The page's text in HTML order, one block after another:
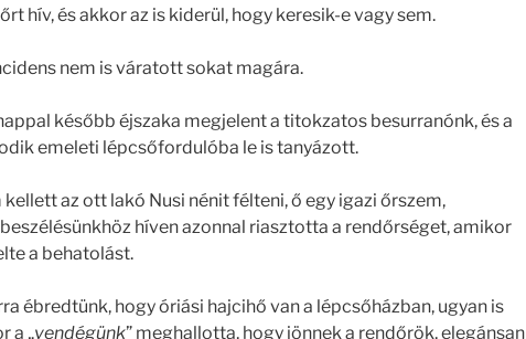
hív, és akkor az is kiderül, hogy keresik-e vagy sem.
nem is váratott sokat magára.
később éjszaka megjelent a titokzatos besurranónk, és a
emeleti lépcsőfordulóba le is tanyázott.
kellett az ott lakó Nusi nénit félteni, ő egy igazi őrszem,
híven azonnal riasztotta a rendőrséget, amikor
a behatolást.
ébredtünk, hogy óriási hajcihő van a lépcsőházban, ugyan is
a „vendégünk” meghallotta, hogy jönnek a rendőrök, elegánsan